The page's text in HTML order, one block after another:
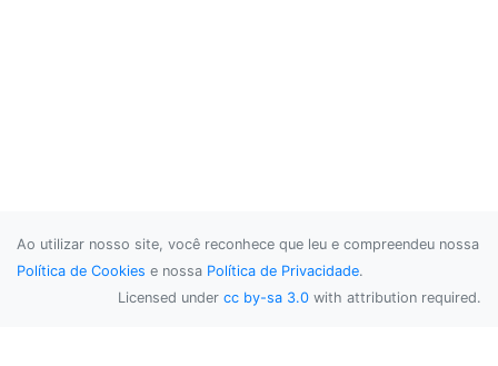
Ao utilizar nosso site, você reconhece que leu e compreendeu nossa
Política de Cookies e nossa Política de Privacidade.
Licensed under cc by-sa 3.0 with attribution required.